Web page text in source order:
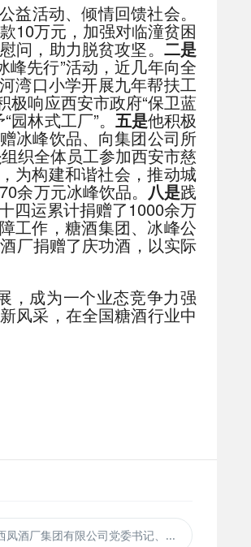
活动、倾情回馈社会。
10万元，加强对临潼贫困
问，助力脱贫攻坚。 二是
先行”活动，近几年向全
湾口小学开展九年帮扶工
极响应西安市政府“保卫蓝
林式工厂”。 五是他积极
冰峰饮品、向集团公司所
组织全体员工参加西安市慈
为构建和谐社会，推动城
余万元冰峰饮品。 八是践
四运累计捐赠了1000余万
工作，糖酒集团、冰峰公
厂捐赠了庆功酒，以实际
，成为一个业态竞争力强
风采，在全国糖酒行业中
酒厂集团有限公司党委书记、...